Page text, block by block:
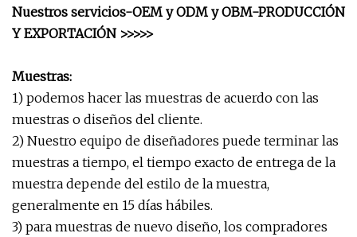
Nuestros servicios-OEM y ODM y OBM-PRODUCCIÓN
Y EXPORTACIÓN >>>>>
Muestras:
1) podemos hacer las muestras de acuerdo con las
muestras o diseños del cliente.
2) Nuestro equipo de diseñadores puede terminar las
muestras a tiempo, el tiempo exacto de entrega de la
muestra depende del estilo de la muestra,
generalmente en 15 días hábiles.
3) para muestras de nuevo diseño, los compradores